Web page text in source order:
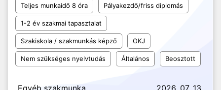
Teljes munkaidő 8 óra Pályakezdő/friss diplomás
1-2 év szakmai tapasztalat
Szakiskola / szakmunkás képző OKJ
Nem szükséges nyelvtudás Általános Beosztott
Egyéb szakmunka 2026. 07. 13.